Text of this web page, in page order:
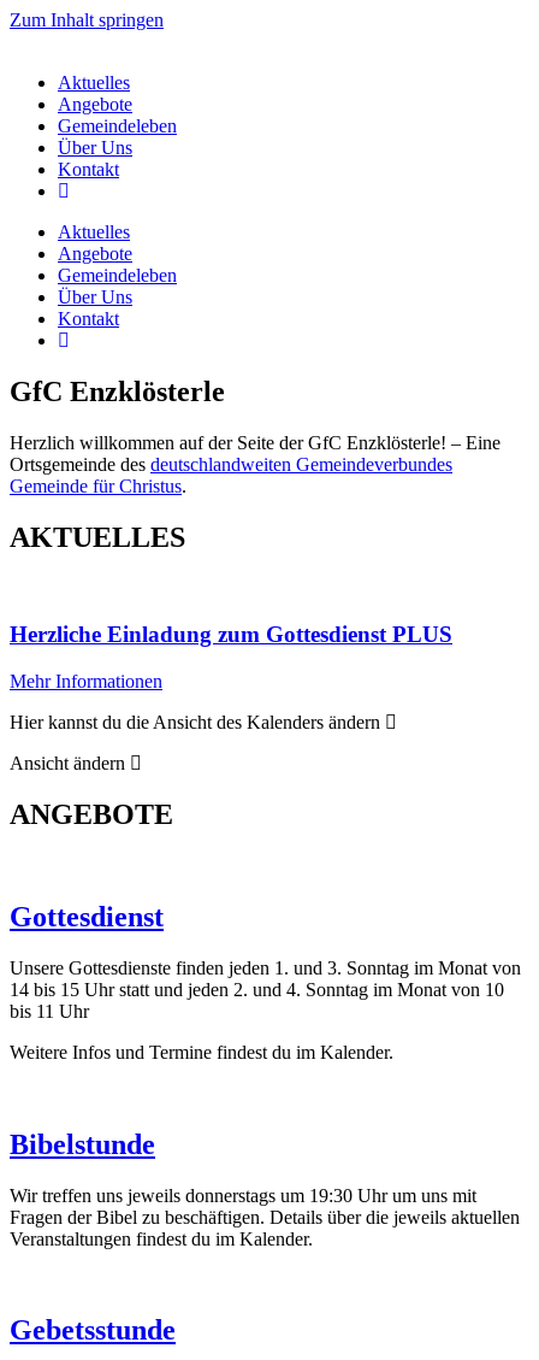
Zum Inhalt springen
Aktuelles
Angebote
Gemeindeleben
Über Uns
Kontakt
Aktuelles
Angebote
Gemeindeleben
Über Uns
Kontakt
GfC Enzklösterle
Herzlich willkommen auf der Seite der GfC Enzklösterle! – Eine
Ortsgemeinde des deutschlandweiten Gemeindeverbundes
Gemeinde für Christus.
AKTUELLES
Herzliche Einladung zum Gottesdienst PLUS
Mehr Informationen
Hier kannst du die Ansicht des Kalenders ändern
Ansicht ändern
ANGEBOTE
Gottesdienst
Unsere Gottesdienste finden jeden 1. und 3. Sonntag im Monat von
14 bis 15 Uhr statt und jeden 2. und 4. Sonntag im Monat von 10
bis 11 Uhr
Weitere Infos und Termine findest du im Kalender.
Bibelstunde
Wir treffen uns jeweils donnerstags um 19:30 Uhr um uns mit
Fragen der Bibel zu beschäftigen. Details über die jeweils aktuellen
Veranstaltungen findest du im Kalender.
Gebetsstunde